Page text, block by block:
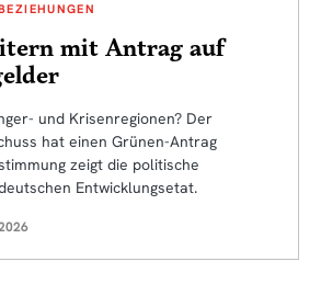
mit Antrag auf
und Krisenregionen? Der
hat einen Grünen-Antrag
zeigt die politische
Entwicklungsetat.